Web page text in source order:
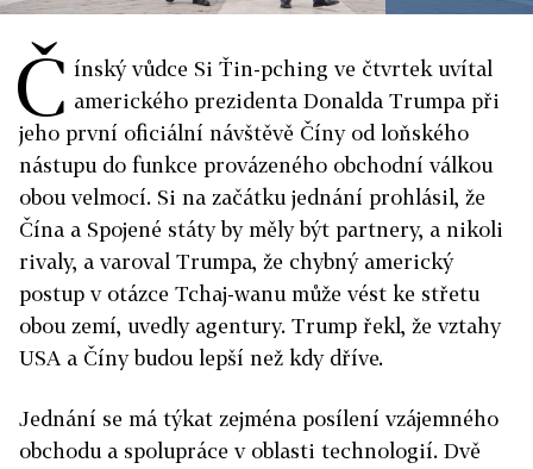
Č ínský vůdce Si Ťin-pching ve čtvrtek uvítal
amerického prezidenta Donalda Trumpa při
jeho první oficiální návštěvě Číny od loňského
nástupu do funkce provázeného obchodní válkou
obou velmocí. Si na začátku jednání prohlásil, že
Čína a Spojené státy by měly být partnery, a nikoli
rivaly, a varoval Trumpa, že chybný americký
postup v otázce Tchaj-wanu může vést ke střetu
obou zemí, uvedly agentury. Trump řekl, že vztahy
USA a Číny budou lepší než kdy dříve.
Jednání se má týkat zejména posílení vzájemného
obchodu a spolupráce v oblasti technologií. Dvě